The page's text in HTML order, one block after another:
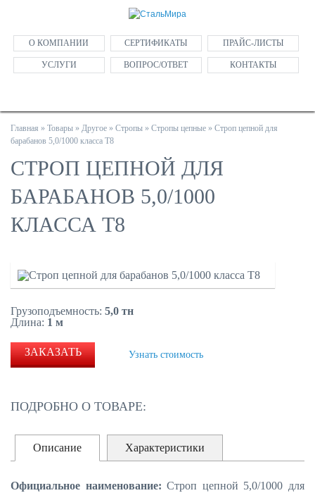
О КОМПАНИИ СЕРТИФИКАТЫ ПРАЙС-ЛИСТЫ
УСЛУГИ ВОПРОС/ОТВЕТ КОНТАКТЫ
Главная » Товары » Другое » Стропы » Стропы цепные » Строп цепной для
барабанов 5,0/1000 класса Т8
СТРОП ЦЕПНОЙ ДЛЯ
БАРАБАНОВ 5,0/1000
КЛАССА Т8
Грузоподъемность: 5,0 тн
Длина: 1 м
ЗАКАЗАТЬ Узнать стоимость
ПОДРОБНО О ТОВАРЕ:
Описание Характеристики
Официальное наименование:Строп цепной 5,0/1000 для